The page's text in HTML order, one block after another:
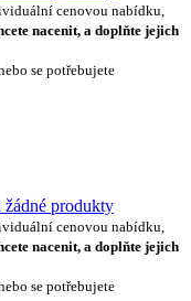
cenovou nabídku,
nacenit, a doplňte jejich
se potřebujete
žádné produkty
cenovou nabídku,
nacenit, a doplňte jejich
se potřebujete